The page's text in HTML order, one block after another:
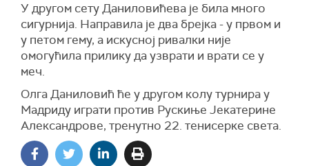
У другом сету Даниловићева је била много
сигурнија. Направила је два брејка - у првом и
у петом гему, а искусној ривалки није
омогућила прилику да узврати и врати се у
меч.
Олга Даниловић ће у другом колу турнира у
Мадриду играти против Рускиње Јекатерине
Александрове, тренутно 22. тенисерке света.